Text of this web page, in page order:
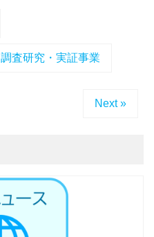
調査研究・実証事業
Next »